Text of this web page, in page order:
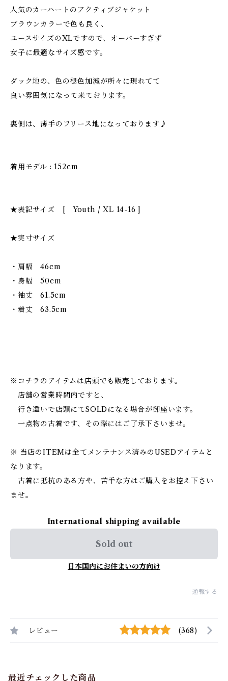
人気のカーハートのアクティブジャケット
ブラウンカラーで色も良く、
ユースサイズのXLですので、オーバーすぎず
女子に最適なサイズ感です。
ダック地の、色の褪色加減が所々に現れてて
良い雰囲気になって来ております。
裏側は、薄手のフリース地になっております♪
着用モデル : 152cm
★表記サイズ [ Youth / XL 14-16 ]
★実寸サイズ
・肩幅 46cm
・身幅 50cm
・袖丈 61.5cm
・着丈 63.5cm
※コチラのアイテムは店頭でも販売しております。
店舗の営業時間内ですと、
行き違いで店頭にてSOLDになる場合が御座います。
一点物の古着です、その際にはご了承下さいませ。
※ 当店のITEMは全てメンテナンス済みのUSEDアイテムと
なります。
古着に抵抗のある方や、苦手な方はご購入をお控え下さい
ませ。
International shipping available
Sold out
日本国内にお住まいの方向け
通報する
レビュー (368)
最近チェックした商品